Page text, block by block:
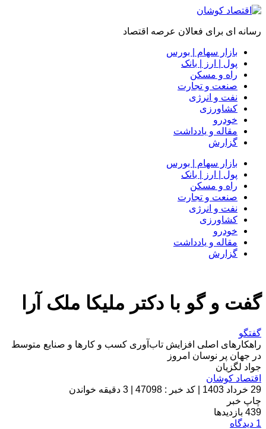
رسانه ای برای فعالان عرصه اقتصاد
بازار سهام | بورس
پول | ارز | بانک
راه و مسکن
صنعت و تجارت
نفت و انرژی
کشاورزی
خودرو
مقاله و یادداشت
گزارش
بازار سهام | بورس
پول | ارز | بانک
راه و مسکن
صنعت و تجارت
نفت و انرژی
کشاورزی
خودرو
مقاله و یادداشت
گزارش
گفت و گو با دکتر ملیکا ملک آرا
گفتگو
راهکارهای اصلی افزایش تاب‌آوری کسب و کارها و صنایع متوسط
در جهان پر نوسان امروز
جواد لگزیان
اقتصاد کوشان
29 خرداد 1403
کد خبر : 47098
3 دقیقه خواندن
چاپ خبر
439 بازدیدها
1 دیدگاه